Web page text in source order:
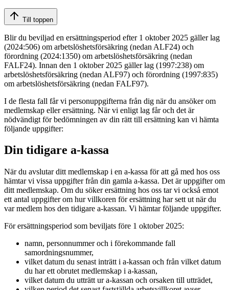
Till toppen
Blir du beviljad en ersättningsperiod efter 1 oktober 2025 gäller lag
(2024:506) om arbetslöshetsförsäkring (nedan ALF24) och
förordning (2024:1350) om arbetslöshetsförsäkring (nedan
FALF24). Innan den 1 oktober 2025 gäller lag (1997:238) om
arbetslöshetsförsäkring (nedan ALF97) och förordning (1997:835)
om arbetslöshetsförsäkring (nedan FALF97).
I de flesta fall får vi personuppgifterna från dig när du ansöker om
medlemskap eller ersättning. När vi enligt lag får och det är
nödvändigt för bedömningen av din rätt till ersättning kan vi hämta
följande uppgifter:
Din tidigare a-kassa
När du avslutar ditt medlemskap i en a-kassa för att gå med hos oss
hämtar vi vissa uppgifter från din gamla a-kassa. Det är uppgifter om
ditt medlemskap. Om du söker ersättning hos oss tar vi också emot
ett antal uppgifter om hur villkoren för ersättning har sett ut när du
var medlem hos den tidigare a-kassan. Vi hämtar följande uppgifter.
För ersättningsperiod som beviljats före 1 oktober 2025:
namn, personnummer och i förekommande fall
samordningsnummer,
vilket datum du senast inträtt i a-kassan och från vilket datum
du har ett obrutet medlemskap i a-kassan,
vilket datum du utträtt ur a-kassan och orsaken till utträdet,